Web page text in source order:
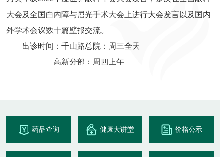
大会及全国白内障与屈光手术大会上进行大会发言以及国内
外学术会议数十篇壁报交流。
出诊时间：千山路总院：周三全天
高新分部：周四上午
药品查询 健康大讲堂 价格公示